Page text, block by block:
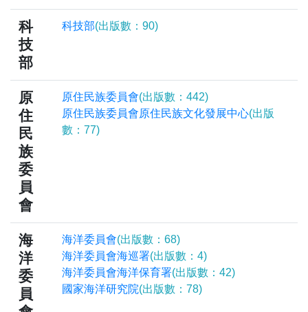
科
技
部
科技部(出版數：90)
原
住
民
族
委
員
會
原住民族委員會(出版數：442)
原住民族委員會原住民族文化發展中心(出版
數：77)
海
洋
委
員
海洋委員會(出版數：68)
海洋委員會海巡署(出版數：4)
海洋委員會海洋保育署(出版數：42)
國家海洋研究院(出版數：78)